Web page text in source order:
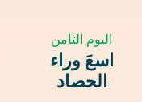
اليوم الثامن
اسعَ وراء
الحصاد